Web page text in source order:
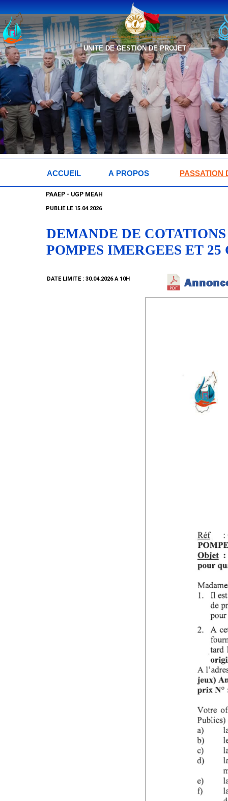
DATE LIMITE : 30.04.2026 A 10H
PASSATION
DEMANDE DE
POMPES IMERGEES ET
PUBLIE LE 15.04.2026
PAAEP - UGP MEAH
UNITE DE GESTION DE PROJET
PASSATION
A PROPOS
ACCUEIL